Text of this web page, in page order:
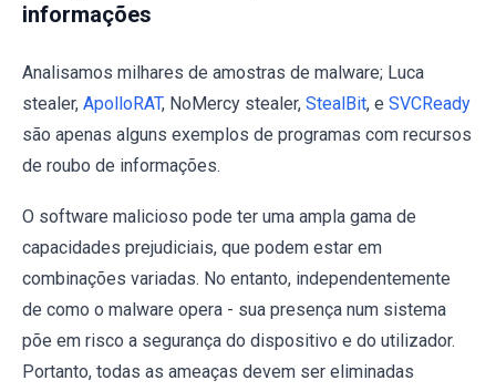
informações
Analisamos milhares de amostras de malware; Luca
stealer, ApolloRAT, NoMercy stealer, StealBit, e SVCReady
são apenas alguns exemplos de programas com recursos
de roubo de informações.
O software malicioso pode ter uma ampla gama de
capacidades prejudiciais, que podem estar em
combinações variadas. No entanto, independentemente
de como o malware opera - sua presença num sistema
põe em risco a segurança do dispositivo e do utilizador.
Portanto, todas as ameaças devem ser eliminadas